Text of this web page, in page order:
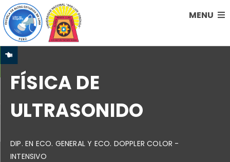
MENU
FÍSICA DE
ULTRASONIDO
DIP. EN ECO. GENERAL Y ECO. DOPPLER COLOR -
INTENSIVO